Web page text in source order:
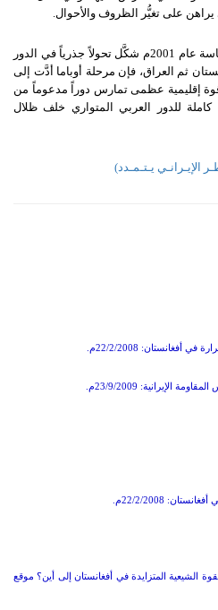
يراهن على تغيُّر الظروف والأحوال.
وإذا كان مجيء جورج بوش إلى الرئاسة عام 2001م شكَّل تحولاً جذرياً في الدور
ثم العراق، فإن مرحلة أوباما أدَّت إلى
قوة إقليمية عظمى تمارس دوراً مدعوماً من
للدور العربي المتواري خلف ظلال
الإيـرانـي يـتـمـدد)
الشيعية المتزايدة في أفغانستان إلى أين؟ موقع